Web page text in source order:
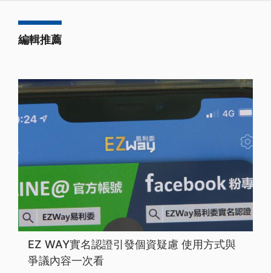
編輯推薦
EZ WAY實名認證引發個資疑慮 使用方式與
爭議內容一次看